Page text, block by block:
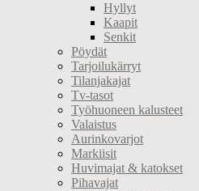
Hyllyt
Kaapit
Senkit
Pöydät
Tarjoilukärryt
Tilanjakajat
Tv-tasot
Työhuoneen kalusteet
Valaistus
Aurinkovarjot
Markiisit
Huvimajat & katokset
Pihavajat